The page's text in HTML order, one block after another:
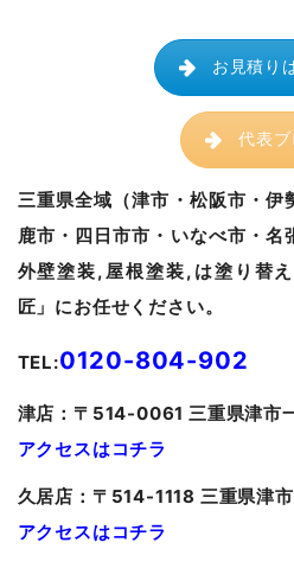
お見積り
代表ブ
三重県全域（津市・松阪市・伊
鹿市・四日市市・いなべ市・名
外壁塗装,屋根塗装,は塗り替
匠」にお任せください。
TEL:0120-804-902
津店：〒514-0061 三重県津市
アクセスはコチラ
久居店：〒514-1118 三重県津
アクセスはコチラ